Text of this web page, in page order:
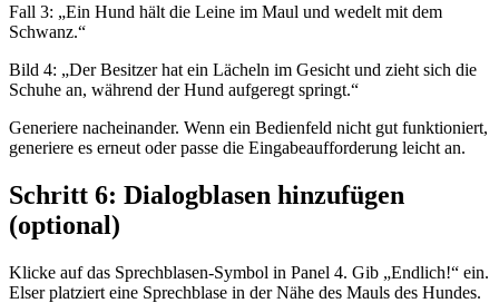
Fall 3: „Ein Hund hält die Leine im Maul und wedelt mit dem
Schwanz.“
Bild 4: „Der Besitzer hat ein Lächeln im Gesicht und zieht sich die
Schuhe an, während der Hund aufgeregt springt.“
Generiere nacheinander. Wenn ein Bedienfeld nicht gut funktioniert,
generiere es erneut oder passe die Eingabeaufforderung leicht an.
Schritt 6: Dialogblasen hinzufügen
(optional)
Klicke auf das Sprechblasen-Symbol in Panel 4. Gib „Endlich!“ ein.
Elser platziert eine Sprechblase in der Nähe des Mauls des Hundes.